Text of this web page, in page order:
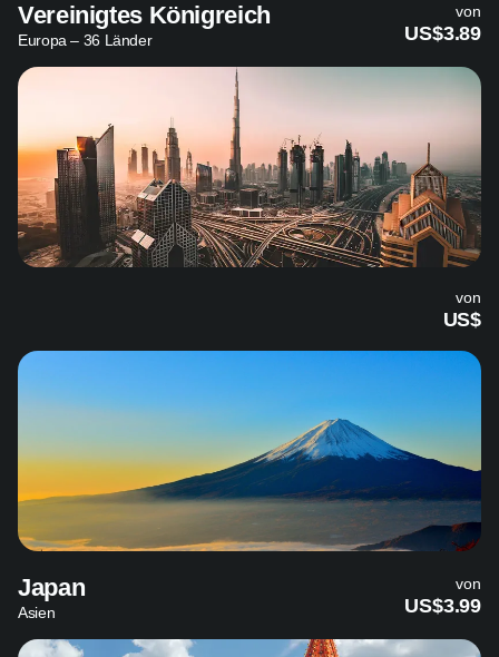
Vereinigtes Königreich
Europa – 36 Länder
von
US$3.89
von
US$
Japan
Asien
von
US$3.99